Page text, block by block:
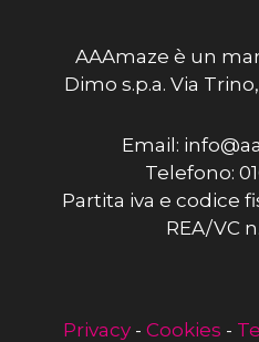
AAAmaze è un
Dimo s.p.a. Via Trino,
Email:
Telefono:
Partita iva e codice
REA/VC
Privacy- Cookies -